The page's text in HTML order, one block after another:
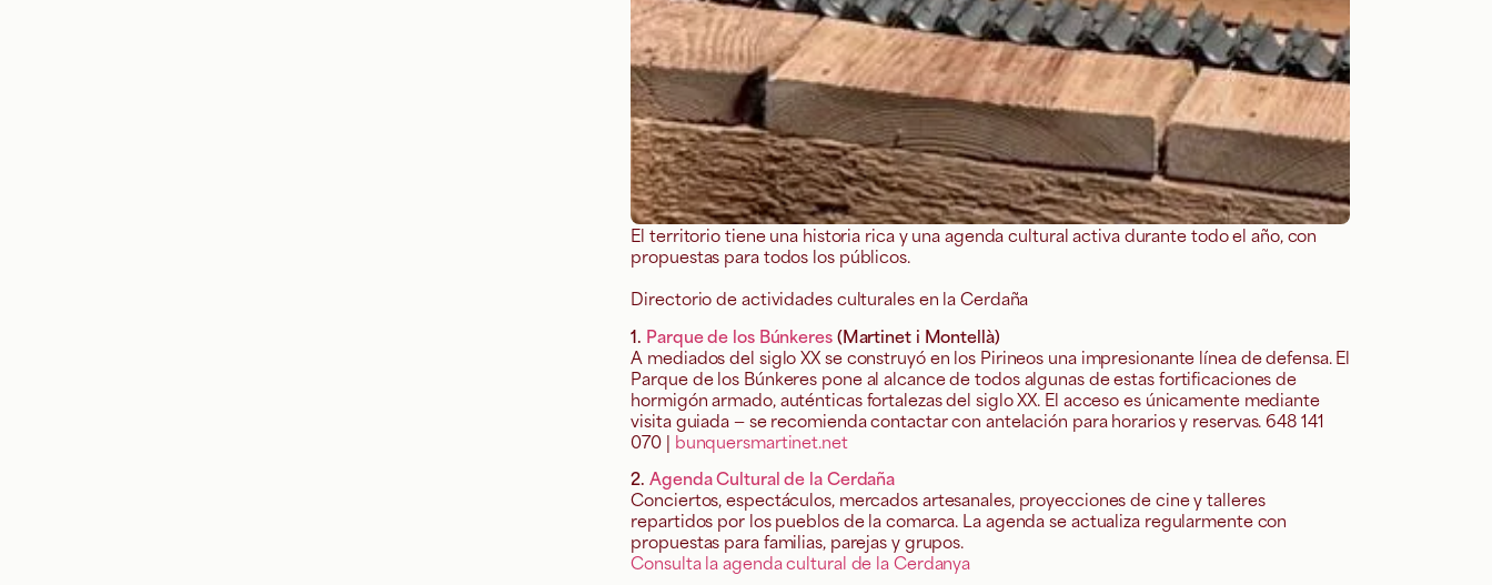
El territorio tiene una historia rica y una agenda cultural activa durante todo el año, con
propuestas para todos los públicos.
Directorio de actividades culturales en la Cerdaña
1. Parque de los Búnkeres(Martinet i Montellà)
A mediados del siglo XX se construyó en los Pirineos una impresionante línea de defensa. El
Parque de los Búnkeres pone al alcance de todos algunas de estas fortificaciones de
hormigón armado, auténticas fortalezas del siglo XX. El acceso es únicamente mediante
visita guiada — se recomienda contactar con antelación para horarios y reservas. 648 141
070 | bunquersmartinet.net
2.Agenda Cultural de la Cerdaña
Conciertos, espectáculos, mercados artesanales, proyecciones de cine y talleres
repartidos por los pueblos de la comarca. La agenda se actualiza regularmente con
propuestas para familias, parejas y grupos.
Consulta la agenda cultural de la Cerdanya